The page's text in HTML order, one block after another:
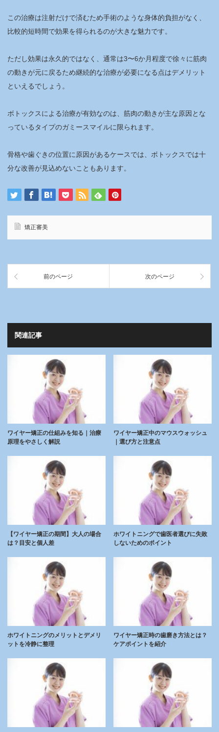
この治療は注射だけで済むため手術のような身体的負担がなく、
比較的短時間で効果を得られるのが大きな魅力です。
ただし効果は永久的ではなく、通常は3〜6か月程度で徐々に筋肉
の動きが元に戻るため継続的な治療が必要になる点はデメリット
といえるでしょう。
ボトックスによる治療が有効なのは、筋肉の動きが主な原因とな
っているタイプのガミースマイルに限られます。
骨格や歯ぐきの位置に原因があるケースでは、ボトックスでは十
分な改善が見込めないこともあります。
矯正審美
前のページ 次のページ
関連記事
ワイヤー矯正の仕組みを知る｜治療
原理をやさしく解説
ワイヤー矯正中のマウスウォッシュ
｜選び方と注意点
【ワイヤー矯正の期間】大人の場合
は？目安と個人差
ホワイトニングで歯医者選びに失敗
しないためのポイント
ホワイトニングのメリットとデメリ
ットを冷静に整理
ワイヤー矯正時の歯磨き方法とは？
ケアポイントを紹介